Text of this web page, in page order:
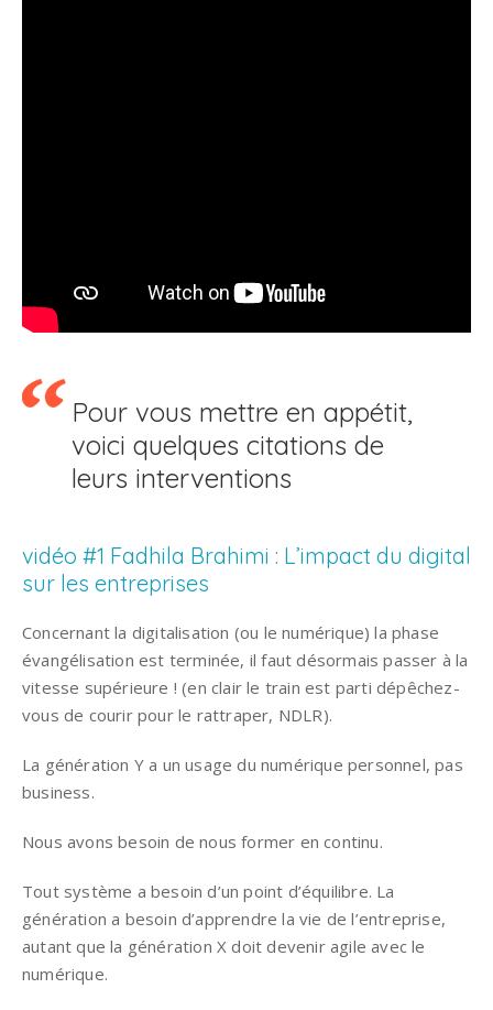
Pour vous mettre en appétit,
voici quelques citations de
leurs interventions
vidéo #1 Fadhila Brahimi : L’impact du digital
sur les entreprises
Concernant la digitalisation (ou le numérique) la phase
évangélisation est terminée, il faut désormais passer à la
vitesse supérieure ! (en clair le train est parti dépêchez-
vous de courir pour le rattraper, NDLR).
La génération Y a un usage du numérique personnel, pas
business.
Nous avons besoin de nous former en continu.
Tout système a besoin d’un point d’équilibre. La
génération a besoin d’apprendre la vie de l’entreprise,
autant que la génération X doit devenir agile avec le
numérique.